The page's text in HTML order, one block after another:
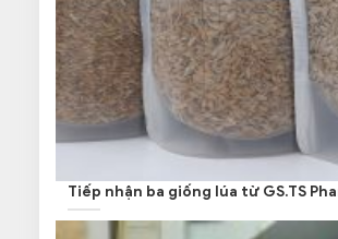
Tiếp nhận ba giống lúa từ GS.TS